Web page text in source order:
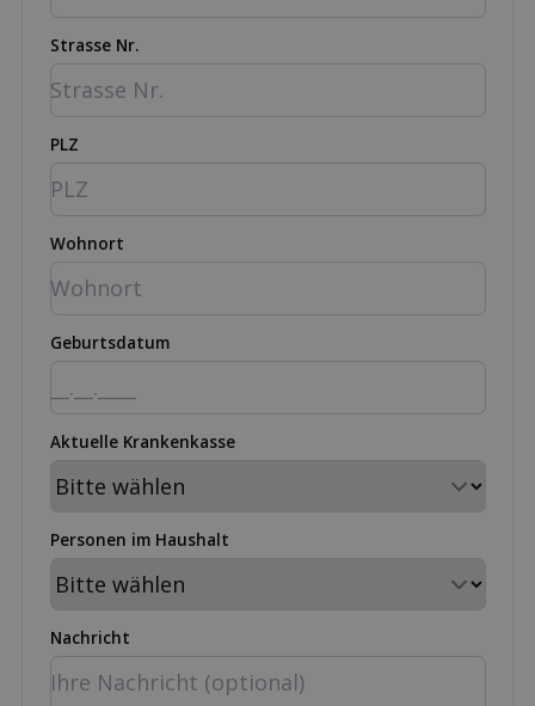
Strasse Nr.
PLZ
Wohnort
Geburtsdatum
Aktuelle Krankenkasse
Personen im Haushalt
Nachricht